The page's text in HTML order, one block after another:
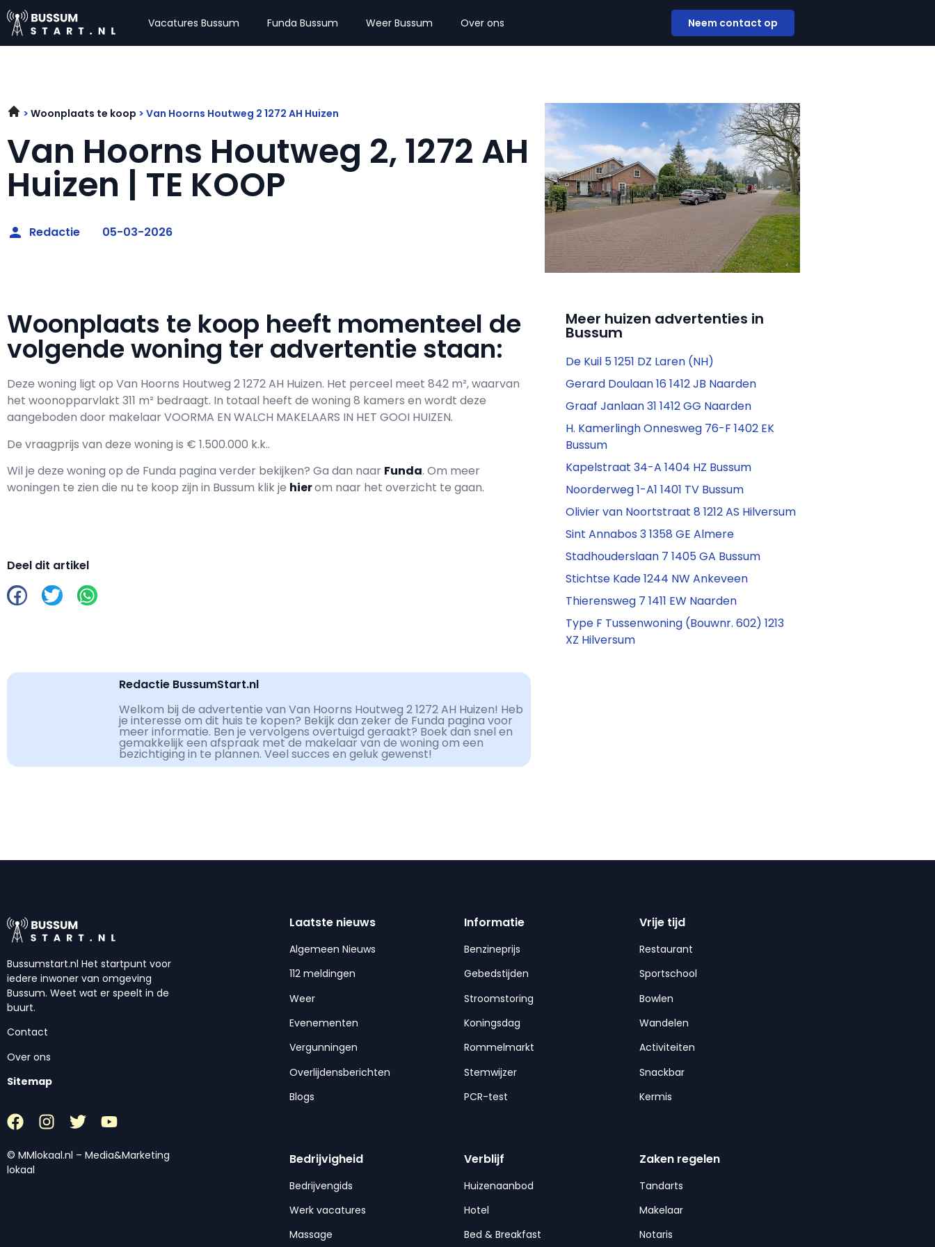
Vacatures Bussum Funda Bussum Weer Bussum Over ons Neem contact op
Woonplaats te koop Van Hoorns Houtweg 2 1272 AH Huizen
Van Hoorns Houtweg 2, 1272 AH
Huizen | TE KOOP
Redactie 05-03-2026
Woonplaats te koop heeft momenteel de
volgende woning ter advertentie staan:
Deze woning ligt op Van Hoorns Houtweg 2 1272 AH Huizen. Het perceel meet 842 m², waarvan
het woonopparvlakt 311 m² bedraagt. In totaal heeft de woning 8 kamers en wordt deze
aangeboden door makelaar VOORMA EN WALCH MAKELAARS IN HET GOOI HUIZEN.
De vraagprijs van deze woning is € 1.500.000 k.k..
Wil je deze woning op de Funda pagina verder bekijken? Ga dan naar Funda. Om meer
woningen te zien die nu te koop zijn in Bussum klik je hierom naar het overzicht te gaan.
Deel dit artikel
Redactie BussumStart.nl
Welkom bij de advertentie van Van Hoorns Houtweg 2 1272 AH Huizen! Heb
je interesse om dit huis te kopen? Bekijk dan zeker de Funda pagina voor
meer informatie. Ben je vervolgens overtuigd geraakt? Boek dan snel en
gemakkelijk een afspraak met de makelaar van de woning om een
bezichtiging in te plannen. Veel succes en geluk gewenst!
Meer huizen advertenties in
Bussum
De Kuil 5 1251 DZ Laren (NH)
Gerard Doulaan 16 1412 JB Naarden
Graaf Janlaan 31 1412 GG Naarden
H. Kamerlingh Onnesweg 76-F 1402 EK
Bussum
Kapelstraat 34-A 1404 HZ Bussum
Noorderweg 1-A1 1401 TV Bussum
Olivier van Noortstraat 8 1212 AS Hilversum
Sint Annabos 3 1358 GE Almere
Stadhouderslaan 7 1405 GA Bussum
Stichtse Kade 1244 NW Ankeveen
Thierensweg 7 1411 EW Naarden
Type F Tussenwoning (Bouwnr. 602) 1213
XZ Hilversum
Bussumstart.nl Het startpunt voor
iedere inwoner van omgeving
Bussum. Weet wat er speelt in de
buurt.
Contact
Over ons
Sitemap
© MMlokaal.nl – Media&Marketing
lokaal
Laatste nieuws
Algemeen Nieuws
112 meldingen
Weer
Evenementen
Vergunningen
Overlijdensberichten
Blogs
Informatie
Benzineprijs
Gebedstijden
Stroomstoring
Koningsdag
Rommelmarkt
Stemwijzer
PCR-test
Vrije tijd
Restaurant
Sportschool
Bowlen
Wandelen
Activiteiten
Snackbar
Kermis
Bedrijvigheid
Bedrijvengids
Werk vacatures
Massage
Verblijf
Huizenaanbod
Hotel
Bed & Breakfast
Zaken regelen
Tandarts
Makelaar
Notaris